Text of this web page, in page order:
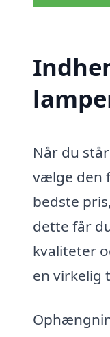
Når du
vælge den
bedste
dette får
kvaliteter
en virkelig